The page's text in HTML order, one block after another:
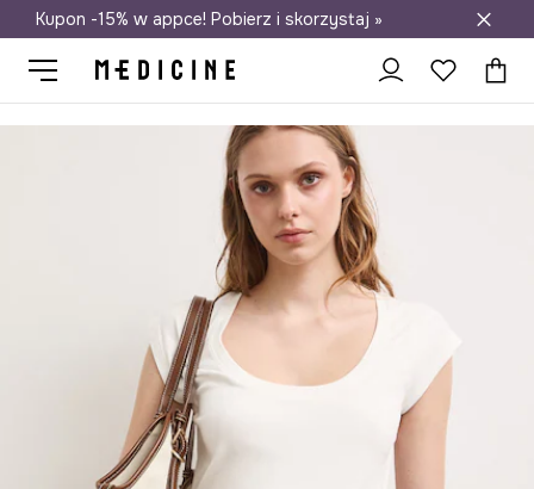
Darmowa dostawa do salonów
Kupon -15% w appce! Pobierz i skorzystaj »